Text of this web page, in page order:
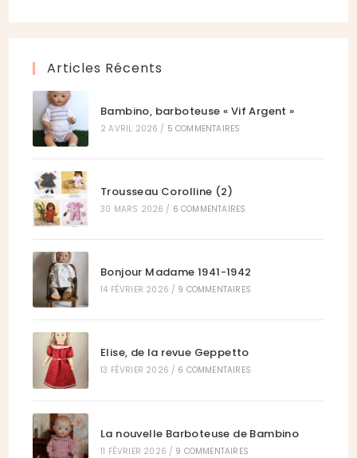
onglet
Articles Récents
Bambino, barboteuse « Vif Argent »
2 AVRIL 2026 / 5 COMMENTAIRES
Trousseau Corolline (2)
30 MARS 2026 / 6 COMMENTAIRES
Bonjour Madame 1941-1942
14 FÉVRIER 2026 / 9 COMMENTAIRES
Elise, de la revue Geppetto
13 FÉVRIER 2026 / 6 COMMENTAIRES
La nouvelle Barboteuse de Bambino
11 FÉVRIER 2026 / 9 COMMENTAIRES